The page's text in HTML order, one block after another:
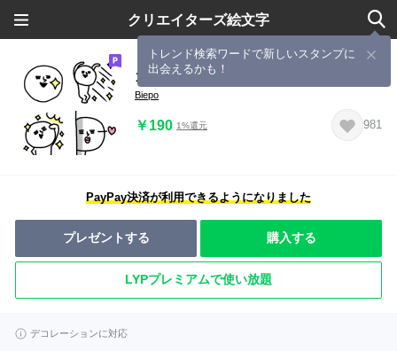
クリエイターズ絵文字
トレンド検索ワードで新しいスタンプに
出会えるかも！
ガンバルくん1
Biepo
￥190 1%還元 981
PayPay決済が利用できるようになりました
プレゼントする 購入する
LYPプレミアムで使い放題
デコレーションに対応